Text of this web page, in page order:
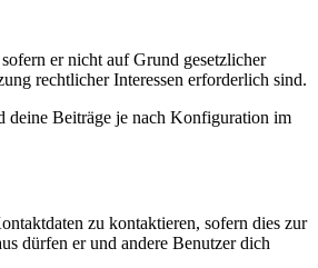
er nicht auf Grund gesetzlicher
rechtlicher Interessen erforderlich sind.
deine Beiträge je nach Konfiguration im
zu kontaktieren, sofern dies zur
dürfen er und andere Benutzer dich